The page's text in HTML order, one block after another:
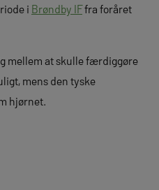
i Brøndby IFfra foråret
mellem at skulle færdiggøre
mens den tyske
hjørnet.